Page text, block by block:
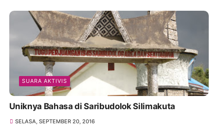
SUARA AKTIVIS
Uniknya Bahasa di Saribudolok Silimakuta
SELASA, SEPTEMBER 20, 2016